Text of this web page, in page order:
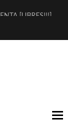
[LIBRES!!!]
MONFORT
CLAUDIO
DEL TOMATAZO
3.0] EN EXVITA